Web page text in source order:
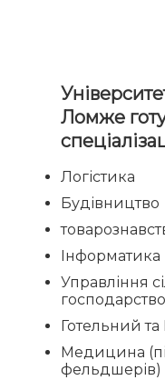
Ломже
Логістика
Будівництво
Інформатика
Управління
Готельний
Медицина
фельдшерів)